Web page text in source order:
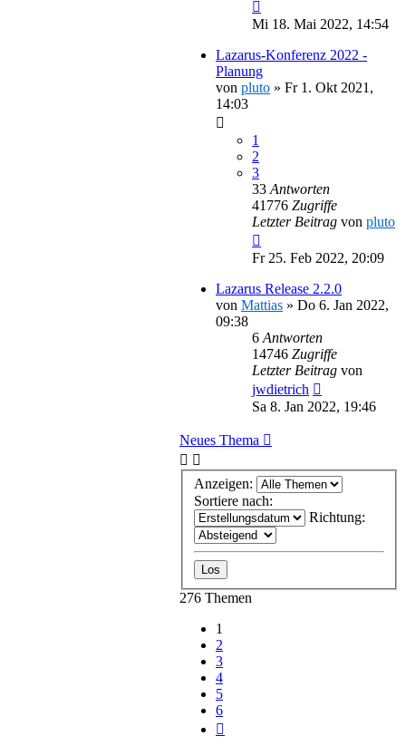
Mi 18. Mai 2022, 14:54
Lazarus-Konferenz 2022 -
Planung
von pluto » Fr 1. Okt 2021,
14:03
1
2
3
33 Antworten
41776 Zugriffe
Letzter Beitrag von pluto
Fr 25. Feb 2022, 20:09
Lazarus Release 2.2.0
von Mattias » Do 6. Jan 2022,
09:38
6 Antworten
14746 Zugriffe
Letzter Beitrag von
jwdietrich
Sa 8. Jan 2022, 19:46
Neues Thema
Anzeigen:
Sortiere nach:
Richtung:
276 Themen
1
2
3
4
5
6